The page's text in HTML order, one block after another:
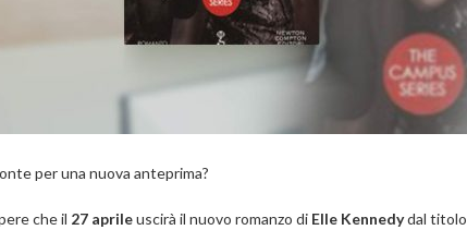
per una nuova anteprima?
che il 27 aprileuscirà il nuovo romanzo di Elle Kennedydal titolo